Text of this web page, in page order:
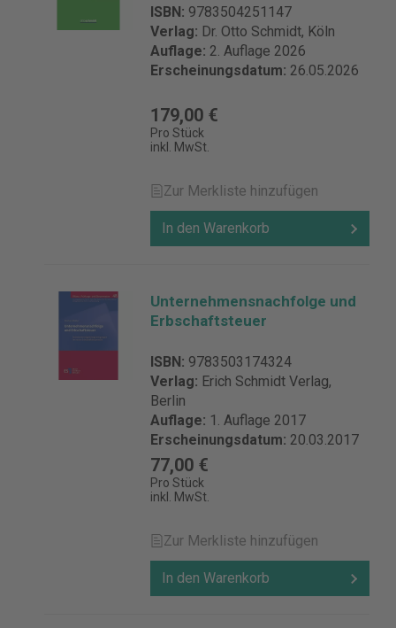
ISBN: 9783504251147
Verlag: Dr. Otto Schmidt, Köln
Auflage: 2. Auflage 2026
Erscheinungsdatum: 26.05.2026
179,00 €
Pro Stück
inkl. MwSt.
Zur Merkliste hinzufügen
In den Warenkorb
Unternehmensnachfolge und
Erbschaftsteuer
ISBN: 9783503174324
Verlag: Erich Schmidt Verlag,
Berlin
Auflage: 1. Auflage 2017
Erscheinungsdatum: 20.03.2017
77,00 €
Pro Stück
inkl. MwSt.
Zur Merkliste hinzufügen
In den Warenkorb